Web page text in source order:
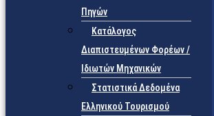
Πηγών
Κατάλογος
Διαπιστευμένων Φορέων /
Ιδιωτών Μηχανικών
Στατιστικά Δεδομένα
Ελληνικού Τουρισμού